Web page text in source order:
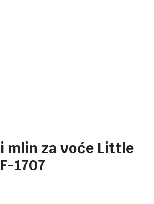
mlin za voće Little
1707